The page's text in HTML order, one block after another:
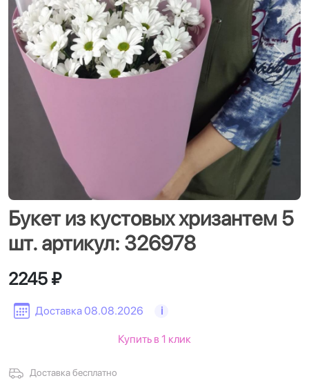
Назад
Букет из кустовых хризантем 5
шт. артикул: 326978
Доставка 08.08.2026 i
2245 ₽
Доставка бесплатно
Купить в 1 клик